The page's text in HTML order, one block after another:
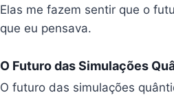
Elas me fazem sentir que o
que eu pensava.
O Futuro das Simulações
O futuro das simulações